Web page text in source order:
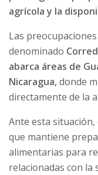
agrícola y la
Las
denominado
abarca áreas de
Nicaragua,donde
directamente de la
Ante esta
que mantiene
alimentarias para
relacionadas con la